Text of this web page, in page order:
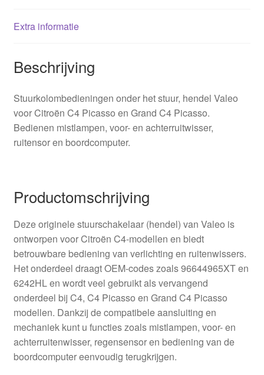
Extra informatie
Beschrijving
Stuurkolombedieningen onder het stuur, hendel Valeo
voor Citroën C4 Picasso en Grand C4 Picasso.
Bedienen mistlampen, voor- en achterruitwisser,
ruitensor en boordcomputer.
Productomschrijving
Deze originele stuurschakelaar (hendel) van Valeo is
ontworpen voor Citroën C4-modellen en biedt
betrouwbare bediening van verlichting en ruitenwissers.
Het onderdeel draagt OEM-codes zoals 96644965XT en
6242HL en wordt veel gebruikt als vervangend
onderdeel bij C4, C4 Picasso en Grand C4 Picasso
modellen. Dankzij de compatibele aansluiting en
mechaniek kunt u functies zoals mistlampen, voor- en
achterruitenwisser, regensensor en bediening van de
boordcomputer eenvoudig terugkrijgen.